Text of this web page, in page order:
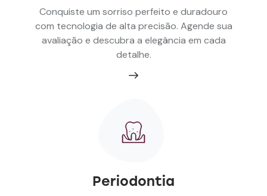
Conquiste um sorriso perfeito e duradouro
com tecnologia de alta precisão. Agende sua
avaliação e descubra a elegância em cada
detalhe.
Periodontia